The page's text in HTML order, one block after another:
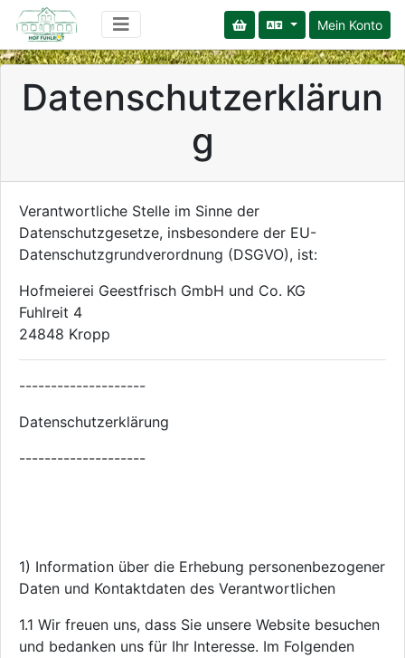
Mein Konto
Datenschutzerklärun
g
Verantwortliche Stelle im Sinne der
Datenschutzgesetze, insbesondere der EU-
Datenschutzgrundverordnung (DSGVO), ist:
Hofmeierei Geestfrisch GmbH und Co. KG
Fuhlreit 4
24848 Kropp
--------------------
Datenschutzerklärung
--------------------
1) Information über die Erhebung personenbezogener
Daten und Kontaktdaten des Verantwortlichen
1.1 Wir freuen uns, dass Sie unsere Website besuchen
und bedanken uns für Ihr Interesse. Im Folgenden